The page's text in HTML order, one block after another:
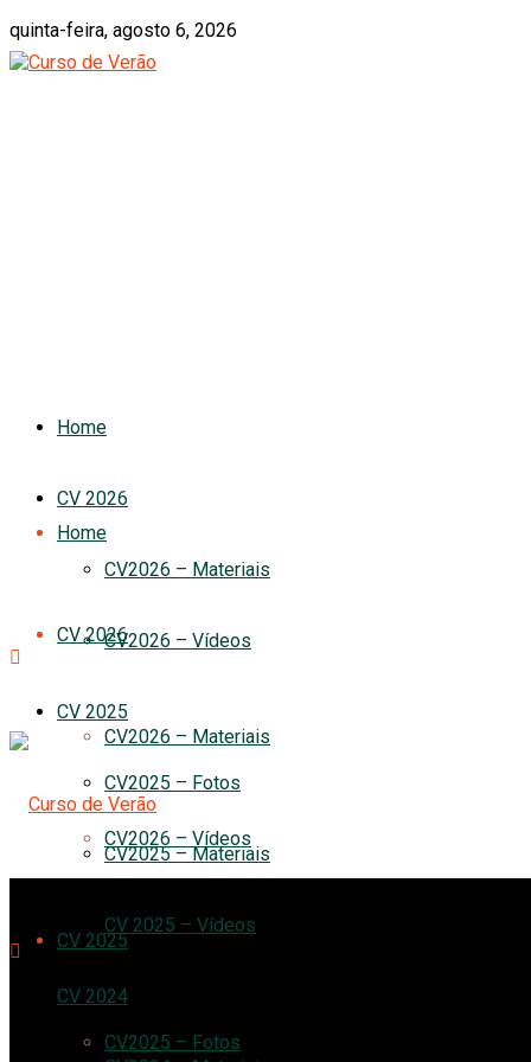
quinta-feira, agosto 6, 2026
Home
CV 2026
CV2026 – Materiais
CV2026 – Vídeos
CV 2025
CV2025 – Fotos
CV2025 – Materiais
CV 2025 – Vídeos
CV 2024
Home
CV 2026
CV2026 – Materiais
CV2026 – Vídeos
CV 2025
CV2025 – Fotos